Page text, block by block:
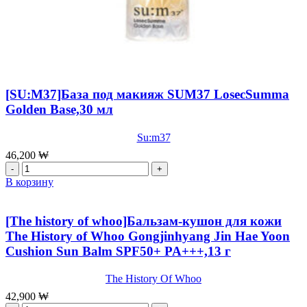
[SU:M37]База под макияж SUM37 LosecSumma
Golden Base,30 мл
Su:m37
46,200 ₩
Количество
товара
[SU:M37]База
макияж
SUM37
LosecSumma
Golden
В корзину
[The history of whoo]Бальзам-кушон для кожи
The History of Whoo Gongjinhyang Jin Hae Yoon
Cushion Sun Balm SPF50+ PA+++,13 г
The History Of Whoo
42,900 ₩